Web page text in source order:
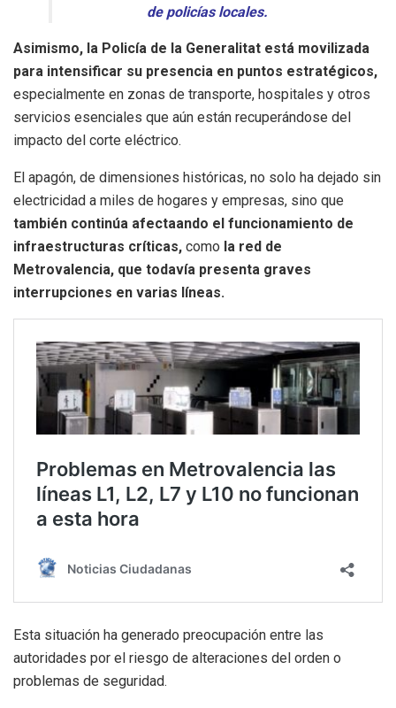
de policías locales.
Asimismo, la Policía de la Generalitat está movilizada
para intensificar su presencia en puntos estratégicos,
especialmente en zonas de transporte, hospitales y otros
servicios esenciales que aún están recuperándose del
impacto del corte eléctrico.
El apagón, de dimensiones históricas, no solo ha dejado sin
electricidad a miles de hogares y empresas, sino que
también continúa afectaando el funcionamiento de
infraestructuras críticas, como la red de
Metrovalencia, que todavía presenta graves
interrupciones en varias líneas.
Esta situación ha generado preocupación entre las
autoridades por el riesgo de alteraciones del orden o
problemas de seguridad.